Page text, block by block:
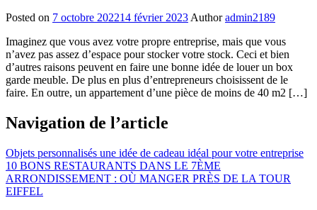
Posted on 7 octobre 202214 février 2023 Author admin2189
Imaginez que vous avez votre propre entreprise, mais que vous
n’avez pas assez d’espace pour stocker votre stock. Ceci et bien
d’autres raisons peuvent en faire une bonne idée de louer un box
garde meuble. De plus en plus d’entrepreneurs choisissent de le
faire. En outre, un appartement d’une pièce de moins de 40 m2 […]
Navigation de l’article
Objets personnalisés une idée de cadeau idéal pour votre entreprise
10 BONS RESTAURANTS DANS LE 7ÈME
ARRONDISSEMENT : OÙ MANGER PRÈS DE LA TOUR
EIFFEL